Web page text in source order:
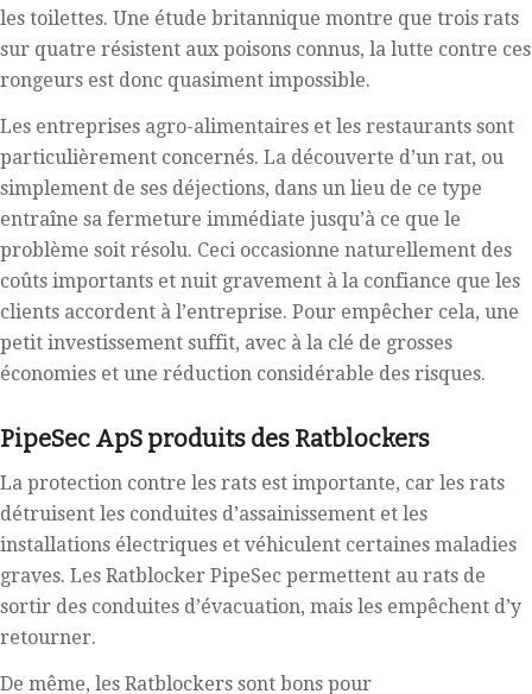
les toilettes. Une étude britannique montre que trois rats
sur quatre résistent aux poisons connus, la lutte contre ces
rongeurs est donc quasiment impossible.
Les entreprises agro-alimentaires et les restaurants sont
particulièrement concernés. La découverte d’un rat, ou
simplement de ses déjections, dans un lieu de ce type
entraîne sa fermeture immédiate jusqu’à ce que le
problème soit résolu. Ceci occasionne naturellement des
coûts importants et nuit gravement à la confiance que les
clients accordent à l’entreprise. Pour empêcher cela, une
petit investissement suffit, avec à la clé de grosses
économies et une réduction considérable des risques.
PipeSec ApS produits des Ratblockers
La protection contre les rats est importante, car les rats
détruisent les conduites d’assainissement et les
installations électriques et véhiculent certaines maladies
graves. Les Ratblocker PipeSec permettent au rats de
sortir des conduites d’évacuation, mais les empêchent d’y
retourner.
De même, les Ratblockers sont bons pour